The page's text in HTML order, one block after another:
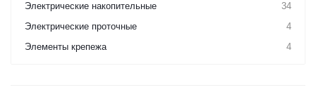
Электрические накопительные
34
Электрические проточные
4
Элементы крепежа
4